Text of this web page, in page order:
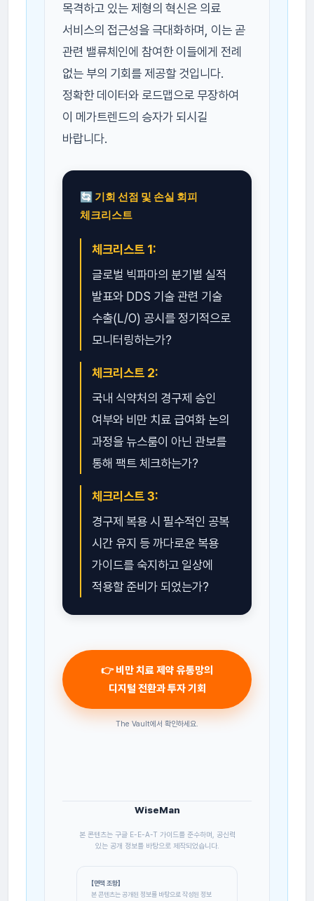
목격하고 있는 제형의 혁신은 의료
서비스의 접근성을 극대화하며, 이는 곧
관련 밸류체인에 참여한 이들에게 전례
없는 부의 기회를 제공할 것입니다.
정확한 데이터와 로드맵으로 무장하여
이 메가트렌드의 승자가 되시길
바랍니다.
🔄 기회 선점 및 손실 회피
체크리스트
체크리스트 1:
글로벌 빅파마의 분기별 실적
발표와 DDS 기술 관련 기술
수출(L/O) 공시를 정기적으로
모니터링하는가?
체크리스트 2:
국내 식약처의 경구제 승인
여부와 비만 치료 급여화 논의
과정을 뉴스룸이 아닌 관보를
통해 팩트 체크하는가?
체크리스트 3:
경구제 복용 시 필수적인 공복
시간 유지 등 까다로운 복용
가이드를 숙지하고 일상에
적용할 준비가 되었는가?
👉 비만 치료 제약 유통망의
디지털 전환과 투자 기회
The Vault에서 확인하세요.
WiseMan
본 콘텐츠는 구글 E-E-A-T 가이드를 준수하며, 공신력
있는 공개 정보를 바탕으로 제작되었습니다.
【면책 조항】
본 콘텐츠는 공개된 정보를 바탕으로 작성된 정보